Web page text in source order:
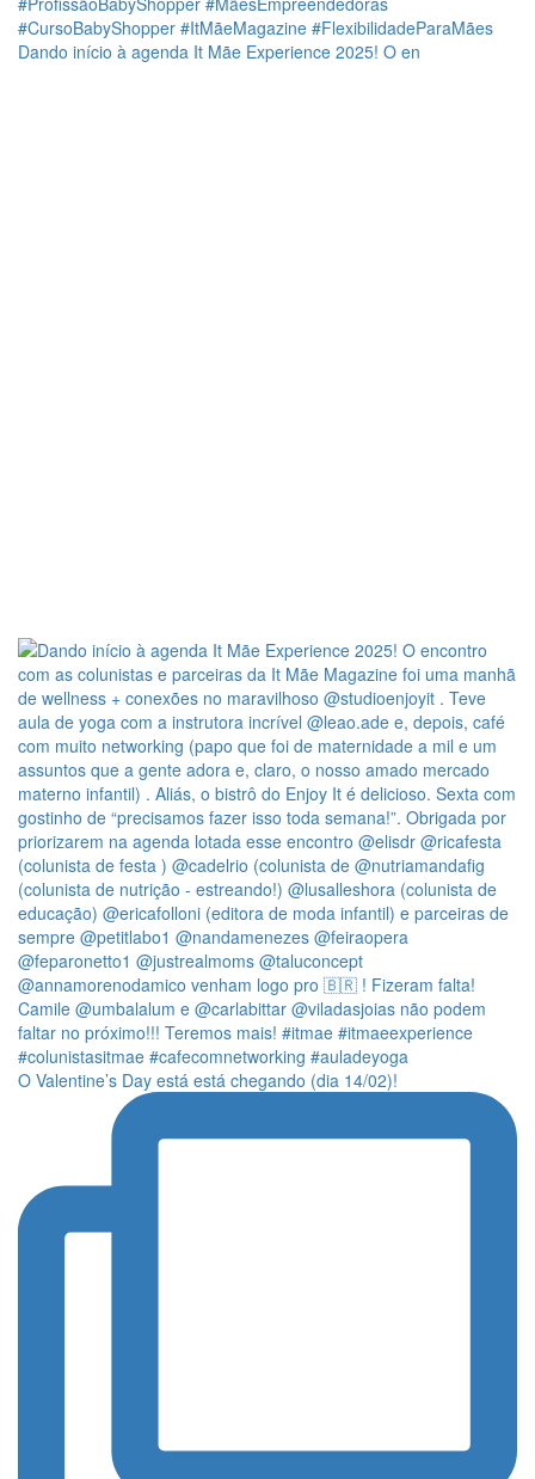
Dando início à agenda It Mãe Experience 2025! O en
O Valentine’s Day está está chegando (dia 14/02)!